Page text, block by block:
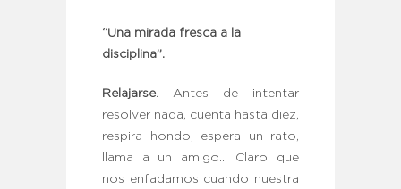
“Una mirada fresca a la
disciplina”.
Relajarse. Antes de intentar
resolver nada, cuenta hasta diez,
respira hondo, espera un rato,
llama a un amigo… Claro que
nos enfadamos cuando nuestra